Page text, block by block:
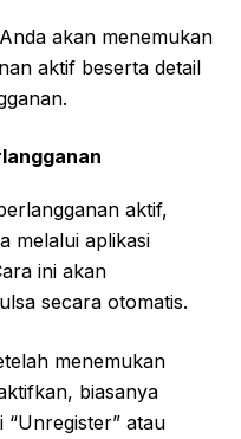
akan menemukan
aktif beserta detail
aktif,
melalui aplikasi
ini akan
secara otomatis.
menemukan
biasanya
atau